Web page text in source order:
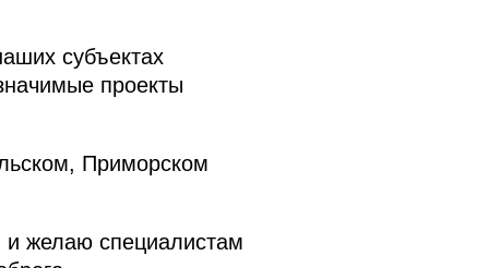
субъектах
проекты
Приморском
и желаю специалистам